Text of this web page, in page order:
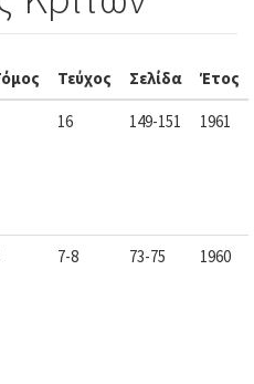
Τεύχος Σελίδα Έτος
16 149-151 1961
7-8 73-75 1960